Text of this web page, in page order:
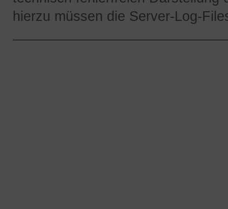
hierzu müssen die Server-Log-